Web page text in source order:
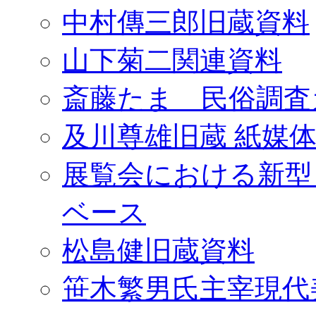
中村傳三郎旧蔵資料
山下菊二関連資料
斎藤たま 民俗調査
及川尊雄旧蔵 紙媒
展覧会における新
ベース
松島健旧蔵資料
笹木繁男氏主宰現